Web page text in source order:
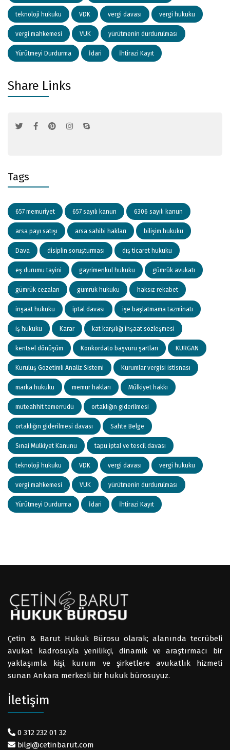
teknoloji hukuku VDK vergi davası vergi hukuku
vergi mahkemesi VUK yürütmenin durdurulması
Yürütmeyi Durdurma İdari İhtirazi Kayıt
Share Links
Tags
657 memuriyet 657 sayılı kanun 6306 sayılı kanun
arsa payı satışı arsa sahibi hakları bilişim hukuku
Dava disiplin soruşturması dış ticaret hukuku
eş durumu tayini gayrimenkul hukuku gümrük avukatı
gümrük cezaları gümrük hukuku haksız rekabet
inşaat hukuku iptal davası işe başlatmama tazminatı
iş hukuku Karar kat karşılığı inşaat sözleşmesi
kentsel dönüşüm Konkordato başvuru şartları KURGAN
Kuruluş Gözetimli Analiz Sistemi Kurumlar vergisi istisnası
marka hukuku memur hakları Mülkiyet hakkı
müteahhit temerrüdü ortaklığın giderilmesi
ortaklığın giderilmesi davası Sahte Belge
Sınai Mülkiyet Kanunu tapu iptal ve tescil davası
teknoloji hukuku VDK vergi davası vergi hukuku
vergi mahkemesi VUK yürütmenin durdurulması
Yürütmeyi Durdurma İdari İhtirazi Kayıt
Çetin & Barut Hukuk Bürosu olarak; alanında tecrübeli
avukat kadrosuyla yenilikçi, dinamik ve araştırmacı bir
yaklaşımla kişi, kurum ve şirketlere avukatlık hizmeti
sunan Ankara merkezli bir hukuk bürosuyuz.
İletişim
0 312 232 01 32
bilgi@cetinbarut.com